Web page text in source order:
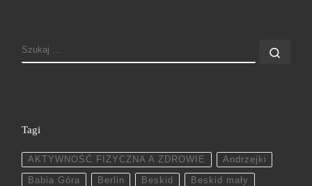
SZUKAJ
Tagi
AKTYWNOŚĆ FIZYCZNA A ZDROWIE Andrzejki
Babia Góra Berlin Beskid Beskid mały